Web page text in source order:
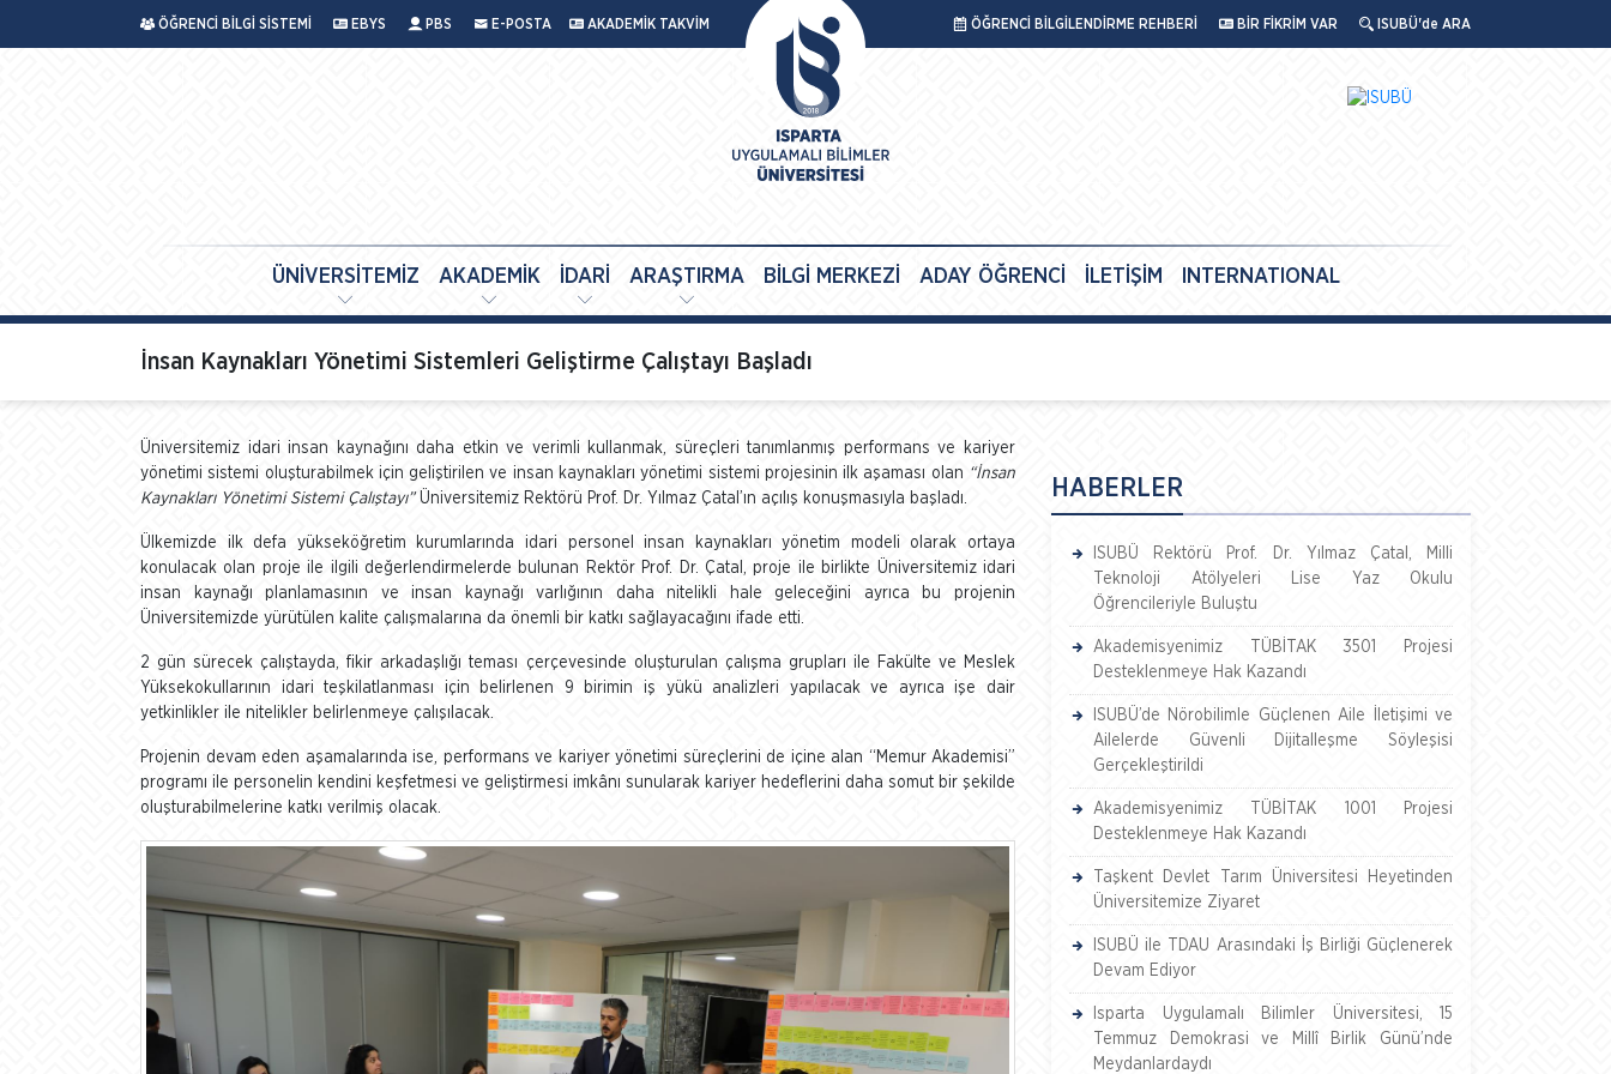
ÖĞRENCİ BİLGİ SİSTEMİ EBYS PBS E-POSTA AKADEMİK TAKVİM ÖĞRENCİ BİLGİLENDİRME REHBERİ BİR FİKRİM VAR ISUBÜ'de ARA
ÜNİVERSİTEMİZ AKADEMİK İDARİ ARAŞTIRMA BİLGİ MERKEZİ ADAY ÖĞRENCİ İLETİŞİM INTERNATIONAL
İnsan Kaynakları Yönetimi Sistemleri Geliştirme Çalıştayı Başladı
Üniversitemiz idari insan kaynağını daha etkin ve verimli kullanmak, süreçleri tanımlanmış performans ve kariyer
yönetimi sistemi oluşturabilmek için geliştirilen ve insan kaynakları yönetimi sistemi projesinin ilk aşaması olan “İnsan
Kaynakları Yönetimi Sistemi Çalıştayı”Üniversitemiz Rektörü Prof. Dr. Yılmaz Çatal’ın açılış konuşmasıyla başladı.
Ülkemizde ilk defa yükseköğretim kurumlarında idari personel insan kaynakları yönetim modeli olarak ortaya
konulacak olan proje ile ilgili değerlendirmelerde bulunan Rektör Prof. Dr. Çatal, proje ile birlikte Üniversitemiz idari
insan kaynağı planlamasının ve insan kaynağı varlığının daha nitelikli hale geleceğini ayrıca bu projenin
Üniversitemizde yürütülen kalite çalışmalarına da önemli bir katkı sağlayacağını ifade etti.
2 gün sürecek çalıştayda, fikir arkadaşlığı teması çerçevesinde oluşturulan çalışma grupları ile Fakülte ve Meslek
Yüksekokullarının idari teşkilatlanması için belirlenen 9 birimin iş yükü analizleri yapılacak ve ayrıca işe dair
yetkinlikler ile nitelikler belirlenmeye çalışılacak.
Projenin devam eden aşamalarında ise, performans ve kariyer yönetimi süreçlerini de içine alan “Memur Akademisi”
programı ile personelin kendini keşfetmesi ve geliştirmesi imkânı sunularak kariyer hedeflerini daha somut bir şekilde
oluşturabilmelerine katkı verilmiş olacak.
HABERLER
ISUBÜ Rektörü Prof. Dr. Yılmaz Çatal, Milli
Teknoloji Atölyeleri Lise Yaz Okulu
Öğrencileriyle Buluştu
Akademisyenimiz TÜBİTAK 3501 Projesi
Desteklenmeye Hak Kazandı
ISUBÜ’de Nörobilimle Güçlenen Aile İletişimi ve
Ailelerde Güvenli Dijitalleşme Söyleşisi
Gerçekleştirildi
Akademisyenimiz TÜBİTAK 1001 Projesi
Desteklenmeye Hak Kazandı
Taşkent Devlet Tarım Üniversitesi Heyetinden
Üniversitemize Ziyaret
ISUBÜ ile TDAU Arasındaki İş Birliği Güçlenerek
Devam Ediyor
Isparta Uygulamalı Bilimler Üniversitesi, 15
Temmuz Demokrasi ve Millî Birlik Günü’nde
Meydanlardaydı